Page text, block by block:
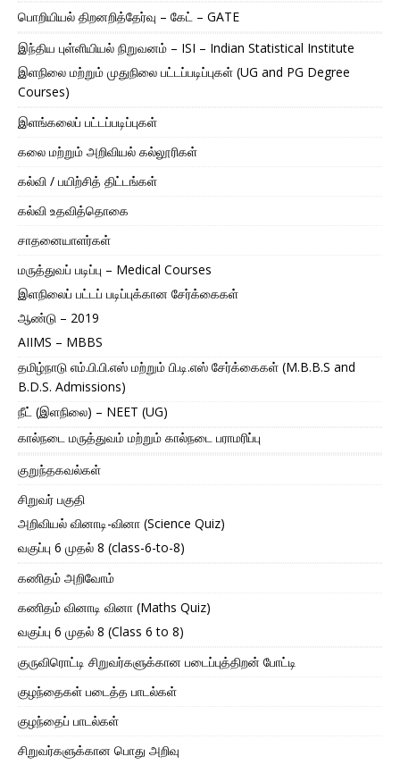
பொறியியல் திறனறித்தேர்வு – கேட் – GATE
இந்திய புள்ளியியல் நிறுவனம் – ISI – Indian Statistical Institute
இளநிலை மற்றும் முதுநிலை பட்டப்படிப்புகள் (UG and PG Degree
Courses)
இளங்கலைப் பட்டப்படிப்புகள்
கலை மற்றும் அறிவியல் கல்லூரிகள்
கல்வி / பயிற்சித் திட்டங்கள்
கல்வி உதவித்தொகை
சாதனையாளர்கள்
மருத்துவப் படிப்பு – Medical Courses
இளநிலைப் பட்டப் படிப்புக்கான சேர்க்கைகள்
ஆண்டு – 2019
AIIMS – MBBS
தமிழ்நாடு எம்.பி.பி.எஸ் மற்றும் பி.டி.எஸ் சேர்க்கைகள் (M.B.B.S and
B.D.S. Admissions)
நீட் (இளநிலை) – NEET (UG)
கால்நடை மருத்துவம் மற்றும் கால்நடை பராமரிப்பு
குறுந்தகவல்கள்
சிறுவர் பகுதி
அறிவியல் வினாடி-வினா (Science Quiz)
வகுப்பு 6 முதல் 8 (class-6-to-8)
கணிதம் அறிவோம்
கணிதம் வினாடி வினா (Maths Quiz)
வகுப்பு 6 முதல் 8 (Class 6 to 8)
குருவிரொட்டி சிறுவர்களுக்கான படைப்புத்திறன் போட்டி
குழந்தைகள் படைத்த பாடல்கள்
குழந்தைப் பாடல்கள்
சிறுவர்களுக்கான பொது அறிவு